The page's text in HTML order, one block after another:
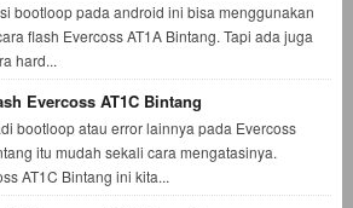
bootloop pada android ini bisa menggunakan
flash Evercoss AT1A Bintang. Tapi ada juga
hard...
Evercoss AT1C Bintang
bootloop atau error lainnya pada Evercoss
itu mudah sekali cara mengatasinya.
AT1C Bintang ini kita...